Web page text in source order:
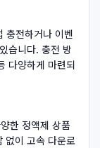
충전하거나 이벤
습니다. 충전 방
다양하게 마련되
한 정액제 상품
없이 고속 다운로